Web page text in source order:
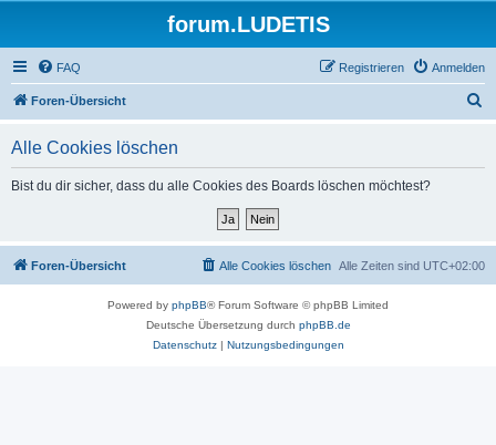
forum.LUDETIS
FAQ Anmelden
Registrieren
Foren-Übersicht
Alle Cookies löschen
Bist du dir sicher, dass du alle Cookies des Boards löschen möchtest?
Foren-Übersicht Alle Zeiten sind UTC+02:00
Alle Cookies löschen
Powered by phpBB® Forum Software © phpBB Limited
Deutsche Übersetzung durch phpBB.de
Datenschutz| Nutzungsbedingungen